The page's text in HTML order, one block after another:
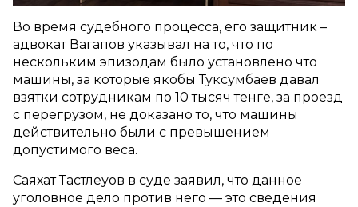
Во время судебного процесса, его защитник –
адвокат Вагапов указывал на то, что по
нескольким эпизодам было установлено что
машины, за которые якобы Туксумбаев давал
взятки сотрудникам по 10 тысяч тенге, за проезд
с перегрузом, не доказано то, что машины
действительно были с превышением
допустимого веса.
Саяхат Тастлеуов в суде заявил, что данное
уголовное дело против него — это сведения